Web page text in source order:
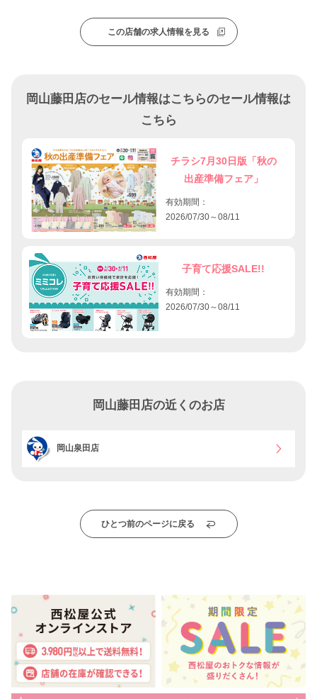
この店舗の求人情報を見る
岡山藤田店のセール情報はこちらのセール情報は
こちら
チラシ7月30日版「秋の
出産準備フェア」
有効期間：
2026/07/30～08/11
子育て応援SALE!!
有効期間：
2026/07/30～08/11
岡山藤田店の近くのお店
岡山泉田店
ひとつ前のページに戻る